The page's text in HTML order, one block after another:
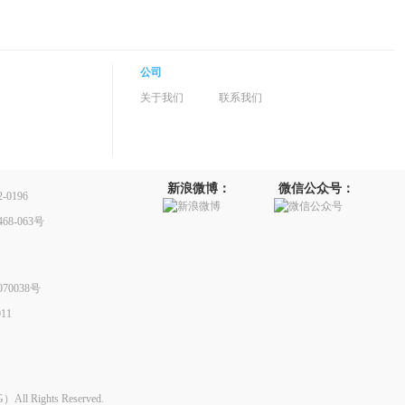
公司
关于我们
联系我们
0196
063号
号
新浪微博： 微信公众号：
All Rights Reserved.